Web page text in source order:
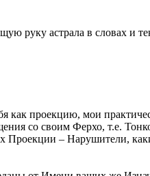
руку астрала в словах и
как проекцию, мои
со своим Ферхо, т.е.
Проекции – Нарушители,